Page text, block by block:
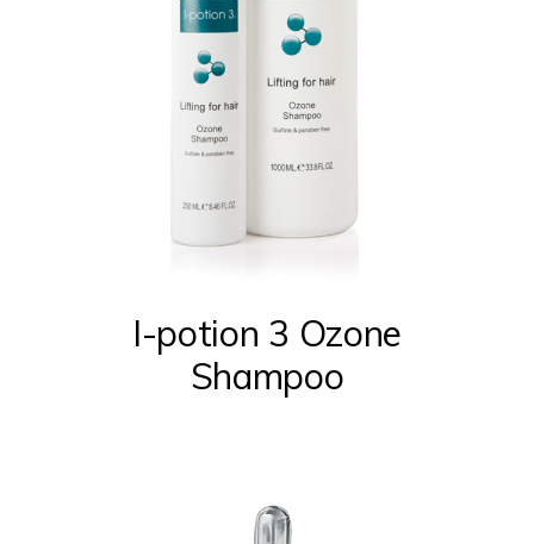
Este
múltiples
variantes.
Las
elegir
en
I-potion 3 Ozone
Shampoo